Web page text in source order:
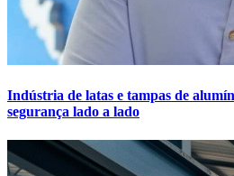
Indústria de latas e tampas de
segurança lado a lado